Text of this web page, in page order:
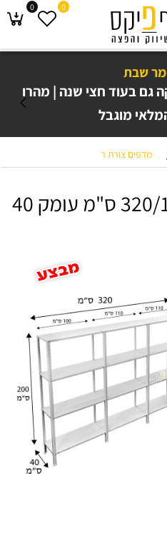
שבת
גם בעוד חצי שנה | מהרו
מוגבל
0 0
מדפים צורת ר
מדפים צורת ר' 320/190 ס"מ עומק 40